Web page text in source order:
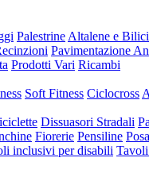
Palestrine Altalene e Bilici
Pavimentazione
Prodotti Vari Ricambi
Soft Fitness Ciclocross
Dissuasori Stradali
Fiorerie Pensiline
inclusivi per disabili